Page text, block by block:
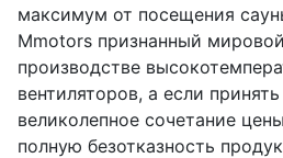
максимум от посещения
Mmotors признанный
производстве
вентиляторов, а если
великолепное сочетание
полную безотказность